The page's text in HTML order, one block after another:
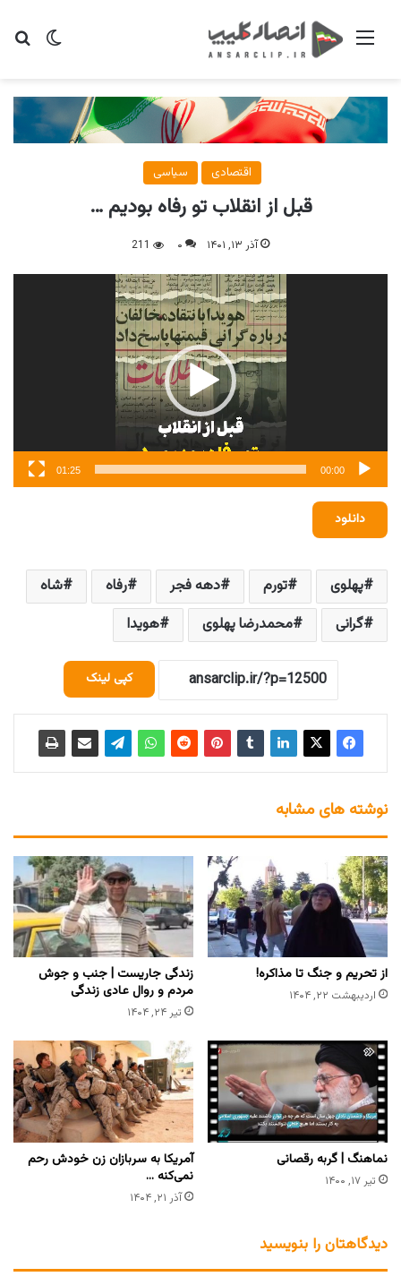
تغییر منو
اقتصادی سیاسی
قبل از انقلاب تو رفاه بودیم …
آذر ۱۳, ۱۴۰۱ ۰ 211
نمایشگر
00:00
01:25
دانلود
پهلوی تورم دهه فجر رفاه
شاه
گرانی
محمدرضا پهلوی هویدا
کپی لینک
نوشته های مشابه
از تحریم و جنگ تا مذاکره!
اردیبهشت ۲۲, ۱۴۰۴
زندگی جاریست | جنب و جوش
مردم و روال عادی زندگی
تیر ۲۴, ۱۴۰۴
نماهنگ | گربه رقصانی
تیر ۱۷, ۱۴۰۰
آمریکا به سربازان زن خودش رحم
نمی‌کنه …
آذر ۲۱, ۱۴۰۴
دیدگاهتان را بنویسید